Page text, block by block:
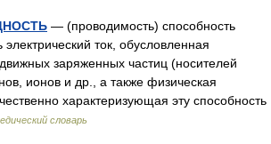
— (проводимость) способность
ток, обусловленная
заряженных частиц (носителей
ионов и др., а также физическая
характеризующая эту способность
словарь